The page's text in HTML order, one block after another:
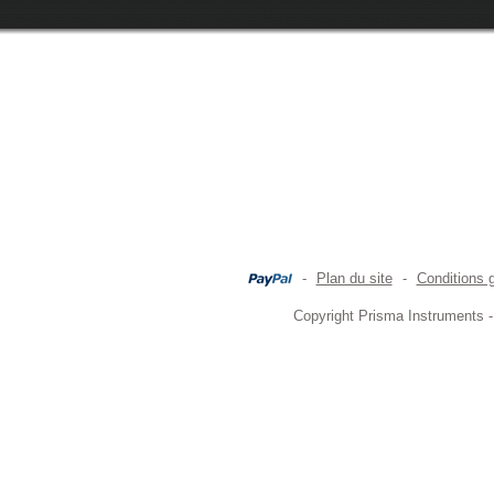
- Plan du site - Conditions
Copyright Prisma Instruments